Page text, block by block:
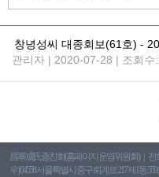
창녕성씨 대종회보(61호) -
관리자 | 2020-07-28 | 조회수
昌寧成氏종친회(홈페이지 운영위원회)
전
우) 04558 서울특별시 중구 퇴계로 217 제1동